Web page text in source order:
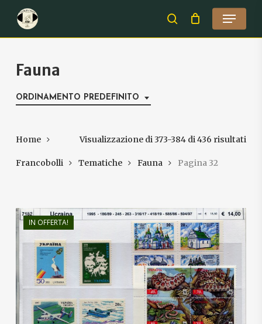
main
search
Menu
Fauna
ORDINAMENTO PREDEFINITO
Visualizzazione di 373-384 di 436 risultati
Home
Francobolli Tematiche Fauna Pagina 32
IN OFFERTA!
14,00
€11,00
Close